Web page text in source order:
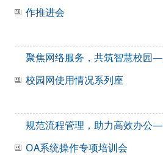
作推进会
聚焦网络服务，共筑智慧校园
校园网使用情况系列座
规范流程管理，助力高效办公
OA系统操作专项培训会